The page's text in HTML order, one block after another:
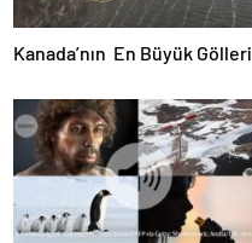
Kanada’nın En Büyük Gölleri